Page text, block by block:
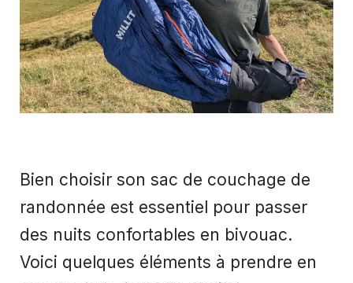
Bien choisir son sac de couchage de
randonnée est essentiel pour passer
des nuits confortables en bivouac.
Voici quelques éléments à prendre en